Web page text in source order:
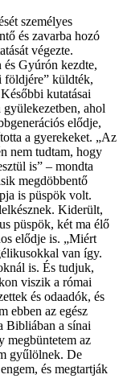
személyes
és zavarba hozó
végezte.
és Gyúrón kezdte,
földjére” küldték,
kutatásai
ahol
elődje,
a gyerekeket. „Az
nem tudtam, hogy
is” – mondta
megdöbbentő
is püspök volt.
Kiderült,
püspök, két ma élő
elődje is. „Miért
van így.
is. És tudjuk,
viszik a római
és odaadók, és
ebben az egész
Bibliában a sínai
megbüntetem az
gyűlölnek. De
és megtartják